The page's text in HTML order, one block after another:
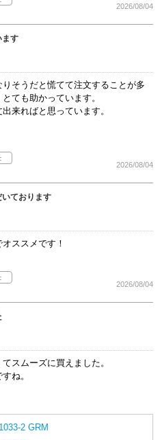
2026/08/04
ます
そうだと慌てて注文することが多
ても助かっています。
来ればと思っています。
2026/08/04
ております
ススメです！
2026/08/04
スムーズに買えました。
ね。
2 GRM